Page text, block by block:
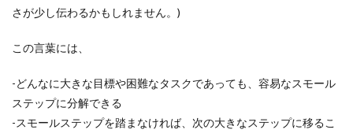
さが少し伝わるかもしれません。)
この言葉には、
-どんなに大きな目標や困難なタスクであっても、容易なスモール
ステップに分解できる
-スモールステップを踏まなければ、次の大きなステップに移るこ